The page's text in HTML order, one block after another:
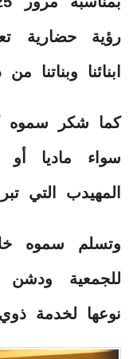
رؤية حضارية
ابنائنا وبناتنا
كما شكر سموه
سواء ماديا
المهيدب التي
وتسلم سموه
للجمعية ودشن
نوعها لخدمة